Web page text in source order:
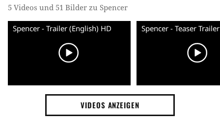
5 Videos und 51 Bilder zu Spencer
Spencer - Trailer (English) HD
VIDEOS ANZEIGEN